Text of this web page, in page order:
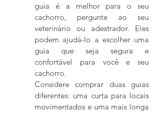
guia é a melhor para o seu
cachorro, pergunte ao seu
veterinário ou adestrador. Eles
podem ajudá-lo a escolher uma
guia que seja segura e
confortável para você e seu
cachorro.
Considere comprar duas guias
diferentes: uma curta para locais
movimentados e uma mais longa